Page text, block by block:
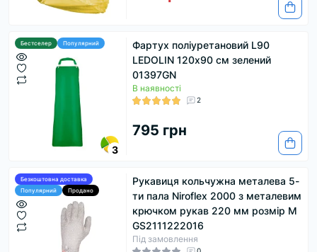
Бестселер Популярний
3
Фартух поліуретановий L90
LEDOLIN 120х90 см зелений
01397GN
В наявності
2
795 грн
Безкоштовна доставка
Популярний
Продано
Рукавиця кольчужна металева 5-
ти пала Niroflex 2000 з металевим
крючком рукав 220 мм розмір M
GS2111222016
Під замовлення